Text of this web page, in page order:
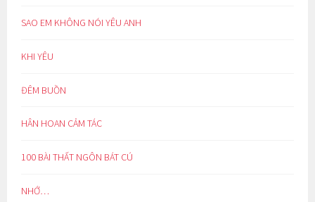
SAO EM KHÔNG NÓI YÊU ANH
KHI YÊU
ĐÊM BUỒN
HÂN HOAN CẢM TÁC
100 BÀI THẤT NGÔN BÁT CÚ
NHỚ…